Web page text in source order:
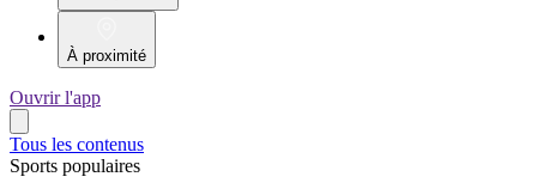
À proximité
Ouvrir l'app
Tous les contenus
Sports populaires